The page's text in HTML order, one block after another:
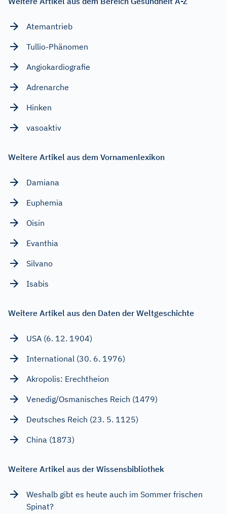
Atemantrieb
Tullio-Phänomen
Angiokardiografie
Adrenarche
Hinken
vasoaktiv
Weitere Artikel aus dem Vornamenlexikon
Damiana
Euphemia
Oisin
Evanthia
Silvano
Isabis
Weitere Artikel aus den Daten der Weltgeschichte
USA (6. 12. 1904)
International (30. 6. 1976)
Akropolis: Erechtheion
Venedig/Osmanisches Reich (1479)
Deutsches Reich (23. 5. 1125)
China (1873)
Weitere Artikel aus der Wissensbibliothek
Weshalb gibt es heute auch im Sommer frischen
Spinat?